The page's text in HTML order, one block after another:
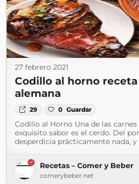
27 febrero 2021
Codillo al horno
alemana
29 0 Guardar
Codillo al Horno Una de las
exquisito sabor es el cerdo. Del
desperdicia prácticamente nada, y
Recetas – Comer y Beber
comerybeber.net